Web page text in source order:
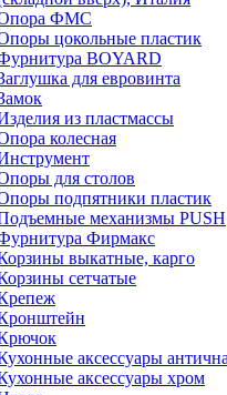
ФМС
цокольные пластик
BOYARD
для евровинта
из пластмассы
колесная
для столов
подпятники пластик
механизмы PUSH
Фирмакс
выкатные, карго
сетчатые
аксессуары
аксессуары хром